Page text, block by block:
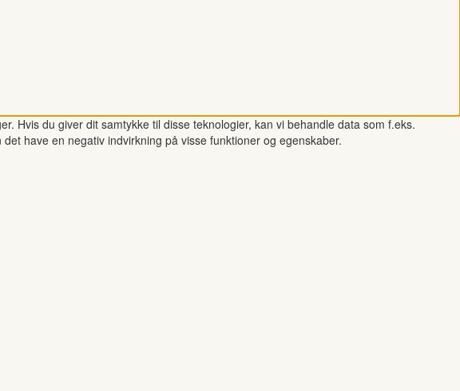
Hvis du giver dit samtykke til disse teknologier, kan vi behandle data som f.eks.
have en negativ indvirkning på visse funktioner og egenskaber.